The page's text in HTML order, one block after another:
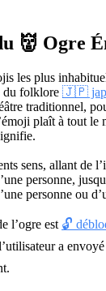
👹 Ogre
les plus
du folklore 🇯🇵
traditionnel,
plaît à tout le
sens, allant de
personne,
personne ou
l’ogre est 🔓
a